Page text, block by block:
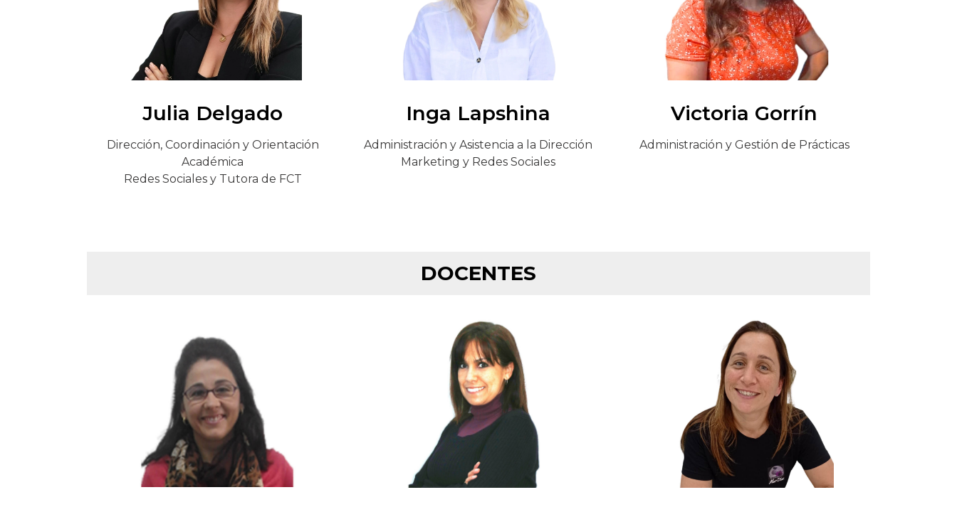
Julia Delgado
Dirección, Coordinación y Orientación
Académica
Redes Sociales y Tutora de FCT
Inga Lapshina
Administración y Asistencia a la Dirección
Marketing y Redes Sociales
Victoria Gorrín
Administración y Gestión de Prácticas
DOCENTES